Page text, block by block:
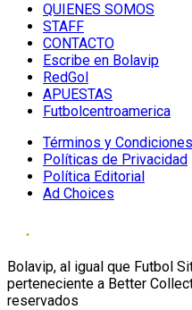
QUIENES SOMOS
STAFF
CONTACTO
Escribe en Bolavip
RedGol
APUESTAS
Futbolcentroamerica
Términos y Condiciones
Políticas de Privacidad
Política Editorial
Ad Choices
Bolavip, al igual que Futbol
perteneciente a Better
reservados